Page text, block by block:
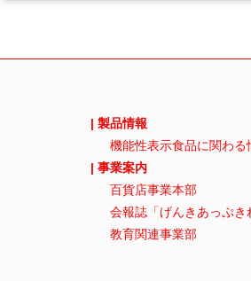
| 製品情報
機能性表示食品に関わる
| 事業案内
百貨店事業本部
会報誌「げんきあっぷき
教育関連事業部